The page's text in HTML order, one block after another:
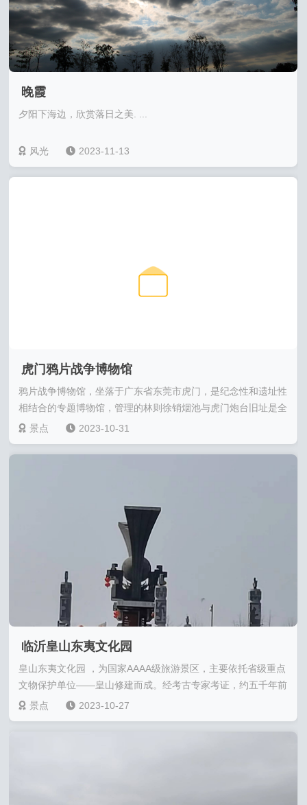
晚霞
夕阳下海边，欣赏落日之美. ...
风光 2023-11-13
虎门鸦片战争博物馆
鸦片战争博物馆，坐落于广东省东莞市虎门，是纪念性和遗址性
相结合的专题博物馆，管理的林则徐销烟池与虎门炮台旧址是全
国重点文物保护单位，是鸦片战争时期的历......
景点 2023-10-31
临沂皇山东夷文化园
皇山东夷文化园 ，为国家AAAA级旅游景区，主要依托省级重点
文物保护单位——皇山修建而成。经考古专家考证，约五千年前
后，这里曾是史前东夷古村落，是齐鲁......
景点 2023-10-27